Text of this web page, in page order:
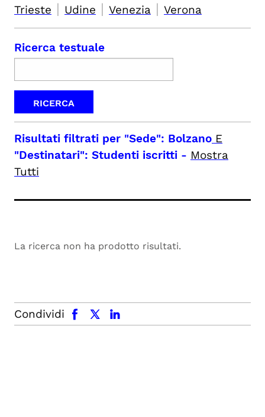
Trieste | Udine | Venezia | Verona
Ricerca testuale
Risultati filtrati per "Sede": Bolzano E
"Destinatari": Studenti iscritti - Mostra
Tutti
La ricerca non ha prodotto risultati.
Condividi
facebook x.com linkedin